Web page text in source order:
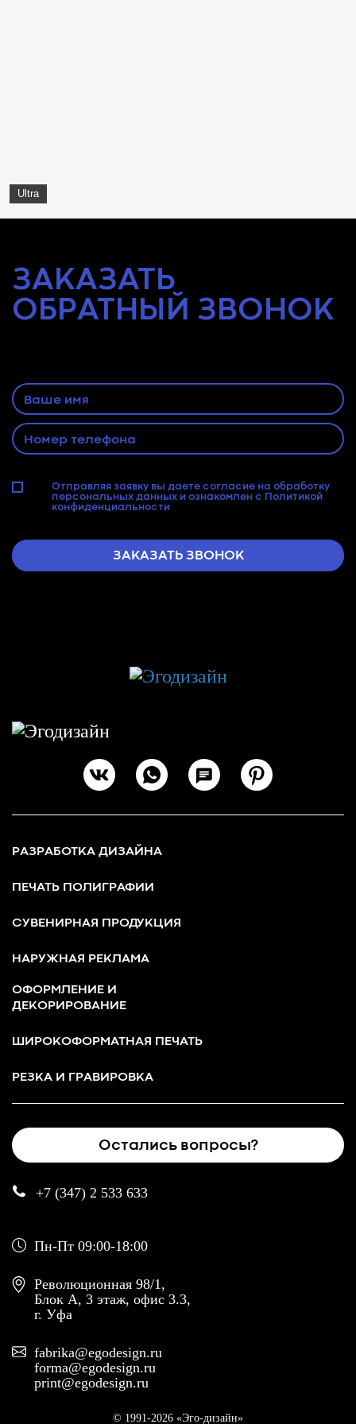
Ultra
ЗАКАЗАТЬ
ОБРАТНЫЙ ЗВОНОК
Отправляя заявку вы даете согласие на обработку
персональных данных и ознакомлен с Политикой
конфиденциальности
РАЗРАБОТКА ДИЗАЙНА
ПЕЧАТЬ ПОЛИГРАФИИ
СУВЕНИРНАЯ ПРОДУКЦИЯ
НАРУЖНАЯ РЕКЛАМА
РЕЗКА И ГРАВИРОВКА
ШИРОКОФОРМАТНАЯ ПЕЧАТЬ
ОФОРМЛЕНИЕ И
ДЕКОРИРОВАНИЕ
Остались вопросы?
+7 (347) 2 533 633
Пн-Пт 09:00-18:00
Революционная 98/1,
Блок А, 3 этаж, офис 3.3,
г. Уфа
fabrika@egodesign.ru
forma@egodesign.ru
print@egodesign.ru
© 1991-2026 «Эго-дизайн»